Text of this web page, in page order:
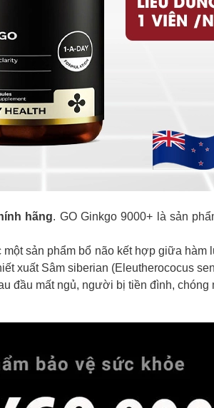
hãng. GO Ginkgo 9000+ là sản
một sản phẩm bổ não kết hợp giữa
xuất Sâm siberian (Eleutherococus
đầu mất ngủ, người bị tiền đình,